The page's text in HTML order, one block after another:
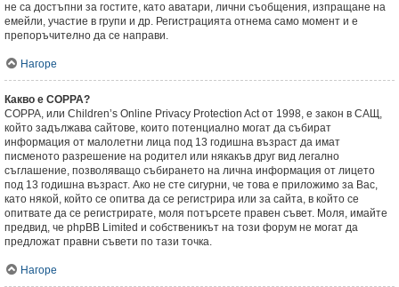
не са достъпни за гостите, като аватари, лични съобщения, изпращане на
емейли, участие в групи и др. Регистрацията отнема само момент и е
препоръчително да се направи.
Нагоре
Какво е COPPA?
COPPA, или Children’s Online Privacy Protection Act от 1998, е закон в САЩ,
който задължава сайтове, които потенциално могат да събират
информация от малолетни лица под 13 годишна възраст да имат
писменото разрешение на родител или някакъв друг вид легално
съглашение, позволяващо събирането на лична информация от лицето
под 13 годишна възраст. Ако не сте сигурни, че това е приложимо за Вас,
като някой, който се опитва да се регистрира или за сайта, в който се
опитвате да се регистрирате, моля потърсете правен съвет. Моля, имайте
предвид, че phpBB Limited и собственикът на този форум не могат да
предложат правни съвети по тази точка.
Нагоре